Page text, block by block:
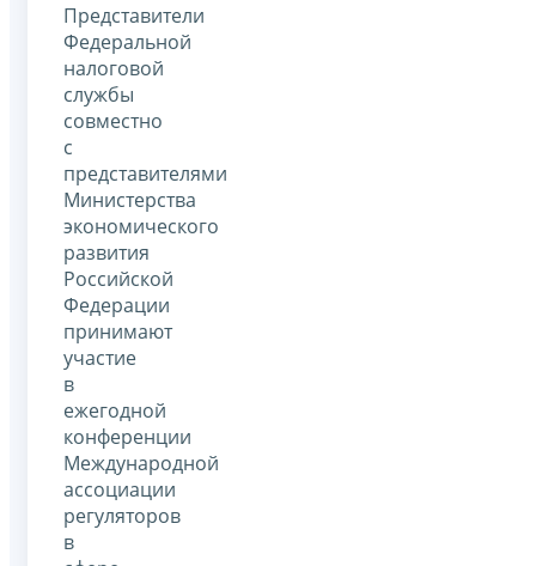
Представители
Федеральной
налоговой
службы
совместно
с
представителями
Министерства
экономического
развития
Российской
Федерации
принимают
участие
в
ежегодной
конференции
Международной
ассоциации
регуляторов
в